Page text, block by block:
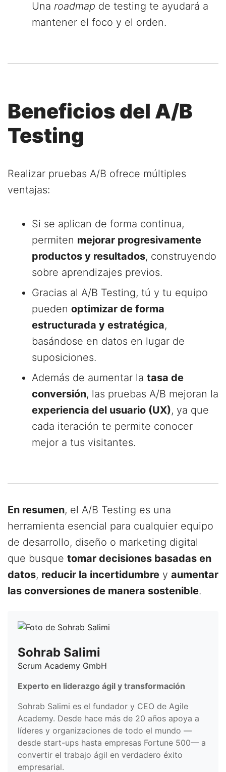
Una roadmap de testing te ayudará a
mantener el foco y el orden.
Beneficios del A/B
Testing
Realizar pruebas A/B ofrece múltiples
ventajas:
Si se aplican de forma continua,
permiten mejorar progresivamente
productos y resultados, construyendo
sobre aprendizajes previos.
Gracias al A/B Testing, tú y tu equipo
pueden optimizar de forma
estructurada y estratégica,
basándose en datos en lugar de
suposiciones.
Además de aumentar la tasa de
conversión, las pruebas A/B mejoran la
experiencia del usuario (UX), ya que
cada iteración te permite conocer
mejor a tus visitantes.
En resumen, el A/B Testing es una
herramienta esencial para cualquier equipo
de desarrollo, diseño o marketing digital
que busque tomar decisiones basadas en
datos, reducir la incertidumbre y aumentar
las conversiones de manera sostenible.
Sohrab Salimi
Scrum Academy GmbH
Experto en liderazgo ágil y transformación
Sohrab Salimi es el fundador y CEO de Agile
Academy. Desde hace más de 20 años apoya a
líderes y organizaciones de todo el mundo —
desde start-ups hasta empresas Fortune 500— a
convertir el trabajo ágil en verdadero éxito
empresarial.